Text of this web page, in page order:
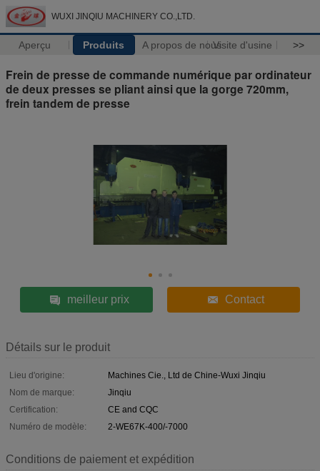
WUXI JINQIU MACHINERY CO.,LTD.
Aperçu Produits A propos de nousVisite d'usine >>
Frein de presse de commande numérique par ordinateur
de deux presses se pliant ainsi que la gorge 720mm,
frein tandem de presse
meilleur prix Contact
Détails sur le produit
Lieu d'origine:
Machines Cie., Ltd de Chine-Wuxi Jinqiu
Nom de marque:
Jinqiu
Certification:
CE and CQC
Numéro de modèle:
2-WE67K-400/-7000
Conditions de paiement et expédition